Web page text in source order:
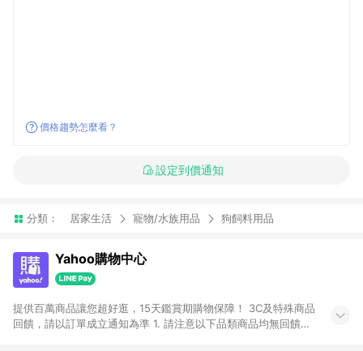
價格趨勢怎麼看？
設定到價通知
分類： 居家生活 寵物/水族用品 狗飼料用品
Yahoo購物中心
提供百萬商品讓您超好逛，15天鑑賞期購物保障！ 3C及特殊商品
回饋，請以訂單成立通知為準 1. 請注意以下品類商品均無回饋：